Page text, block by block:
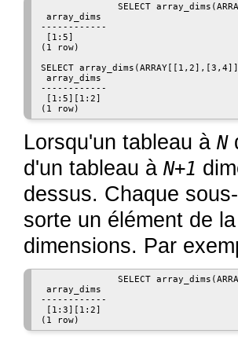
SELECT
array_dims
------------
[1:5]
(1 row)
SELECT
array_dims
------------
[1:5][1:2]
(1 row)
Lorsqu'un tableau à N
d'un tableau à N+1
dessus. Chaque
sorte un élément de
dimensions. Par
SELECT
array_dims
------------
[1:3][1:2]
(1 row)